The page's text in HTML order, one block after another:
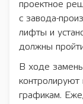
проектное
с завода-
лифты и
должны
В ходе
контролируют
графикам.